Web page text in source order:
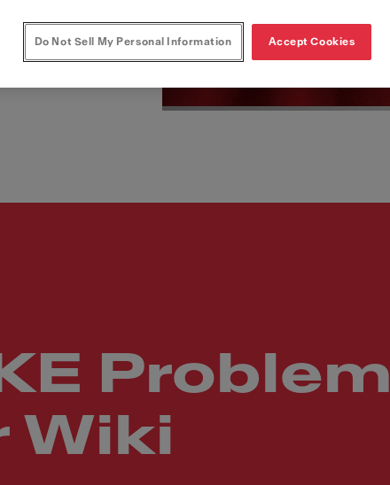
Problem
Wiki
Do Not Sell My Personal Information Accept Cookies